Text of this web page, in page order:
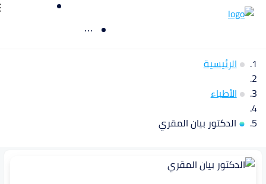
الرئيسية
الأطباء
الدكتور بيان المقري